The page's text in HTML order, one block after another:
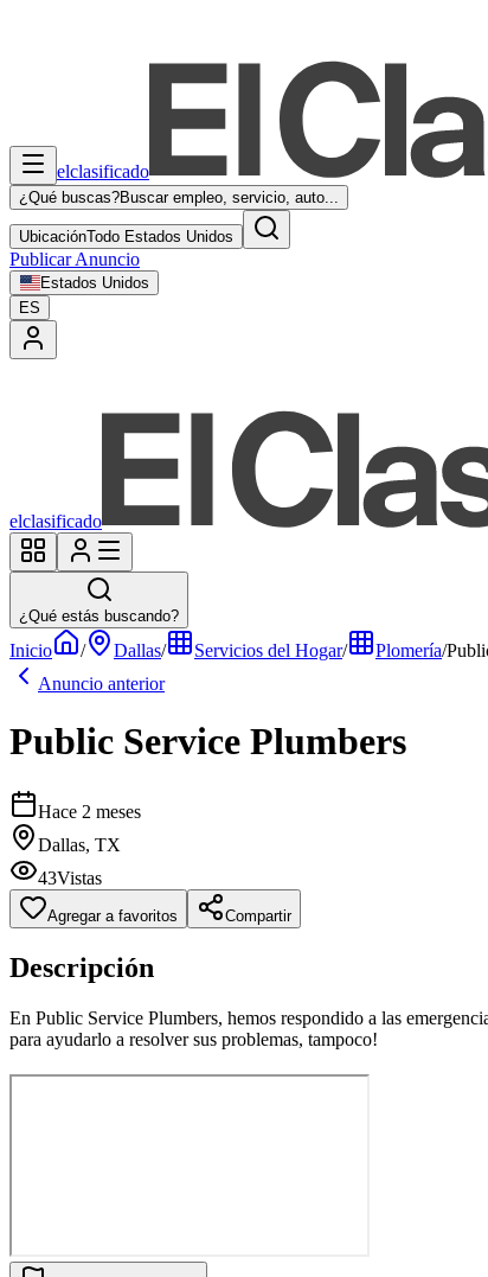
elclasificado
¿Qué buscas?Buscar empleo, servicio, auto...
UbicaciónTodo Estados Unidos
Publicar Anuncio
Estados Unidos
ES
elclasificado
¿Qué estás buscando?
Inicio / Dallas/ Servicios del Hogar/ Plomería/
Anuncio anterior
Public Service Plumbers
Hace 2 meses
Dallas, TX
43Vistas
Agregar a favoritos Compartir
Descripción
En Public Service Plumbers, hemos respondido a las
para ayudarlo a resolver sus problemas, tampoco!